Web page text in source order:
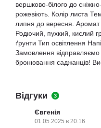
вершково-білого до
рожевіють. Колір листа
липня до вересня.
Родючий, пухкий, кислий
ґрунти Тип освітлення
Замовлення відправляємо
бронювання саджанців!
Відгуки 3
Євгенія
01.05.2025 в 20:16